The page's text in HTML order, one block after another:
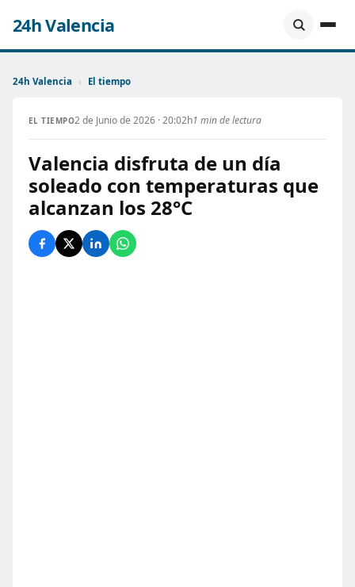
24h Valencia
24h Valencia › El tiempo
EL TIEMPO2 de Junio de 2026 · 20:02h1 min de lectura
Valencia disfruta de un día
soleado con temperaturas que
alcanzan los 28°C